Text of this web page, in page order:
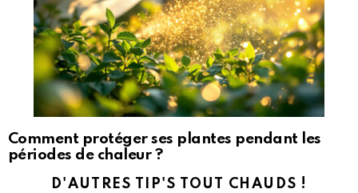
Comment protéger ses plantes pendant les
périodes de chaleur ?
D'AUTRES TIP'S TOUT CHAUDS !